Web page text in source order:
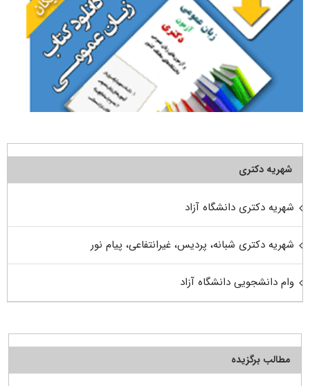
شهریه دکتری
شهریه دکتری دانشگاه آزاد
شهریه دکتری شبانه، پردیس، غیرانتفاعی، پیام نور
وام دانشجویی دانشگاه آزاد
مطالب برگزیده